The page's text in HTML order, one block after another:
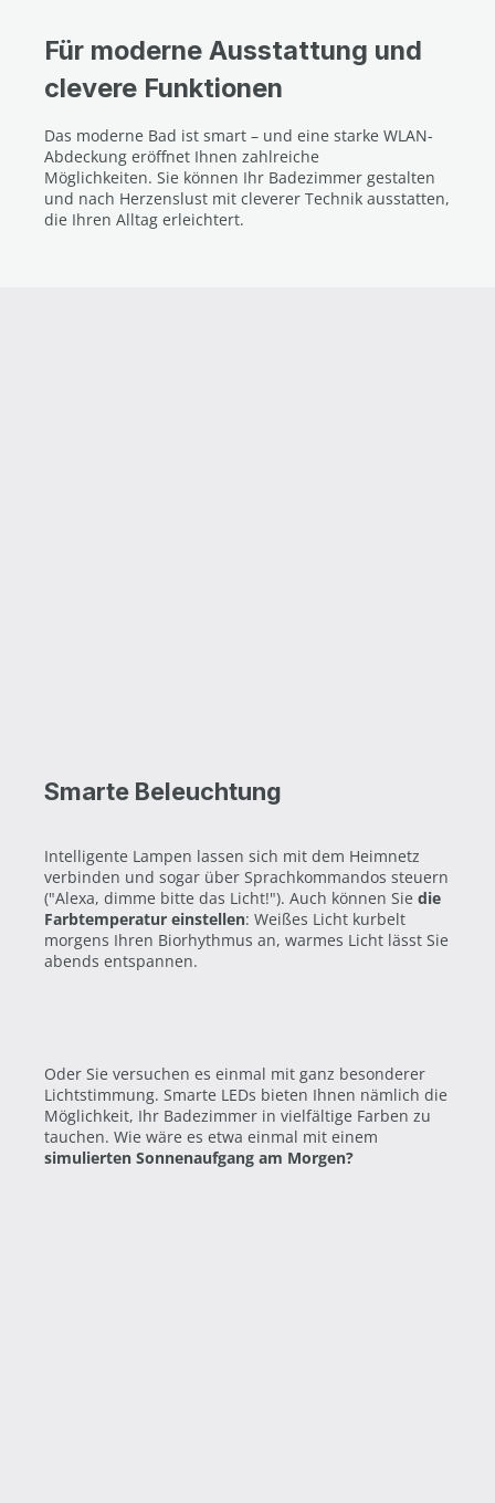
Für moderne Ausstattung und
clevere Funktionen
Das moderne Bad ist smart – und eine starke WLAN-
Abdeckung eröffnet Ihnen zahlreiche
Möglichkeiten. Sie können Ihr Badezimmer gestalten
und nach Herzenslust mit cleverer Technik ausstatten,
die Ihren Alltag erleichtert.
Smarte Beleuchtung
Intelligente Lampen lassen sich mit dem Heimnetz
verbinden und sogar über Sprachkommandos steuern
("Alexa, dimme bitte das Licht!"). Auch können Sie die
Farbtemperatur einstellen: Weißes Licht kurbelt
morgens Ihren Biorhythmus an, warmes Licht lässt Sie
abends entspannen.
Oder Sie versuchen es einmal mit ganz besonderer
Lichtstimmung. Smarte LEDs bieten Ihnen nämlich die
Möglichkeit, Ihr Badezimmer in vielfältige Farben zu
tauchen. Wie wäre es etwa einmal mit einem
simulierten Sonnenaufgang am Morgen?